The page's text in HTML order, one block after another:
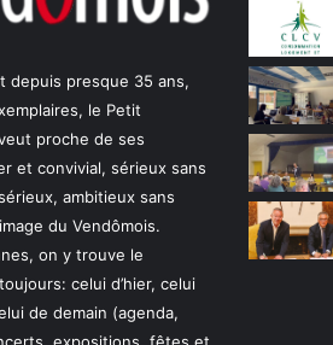
depuis presque 35 ans,
le Petit
proche de ses
et convivial, sérieux sans
ambitieux sans
du Vendômois.
on y trouve le
celui d’hier, celui
de demain (agenda,
expositions, fêtes et